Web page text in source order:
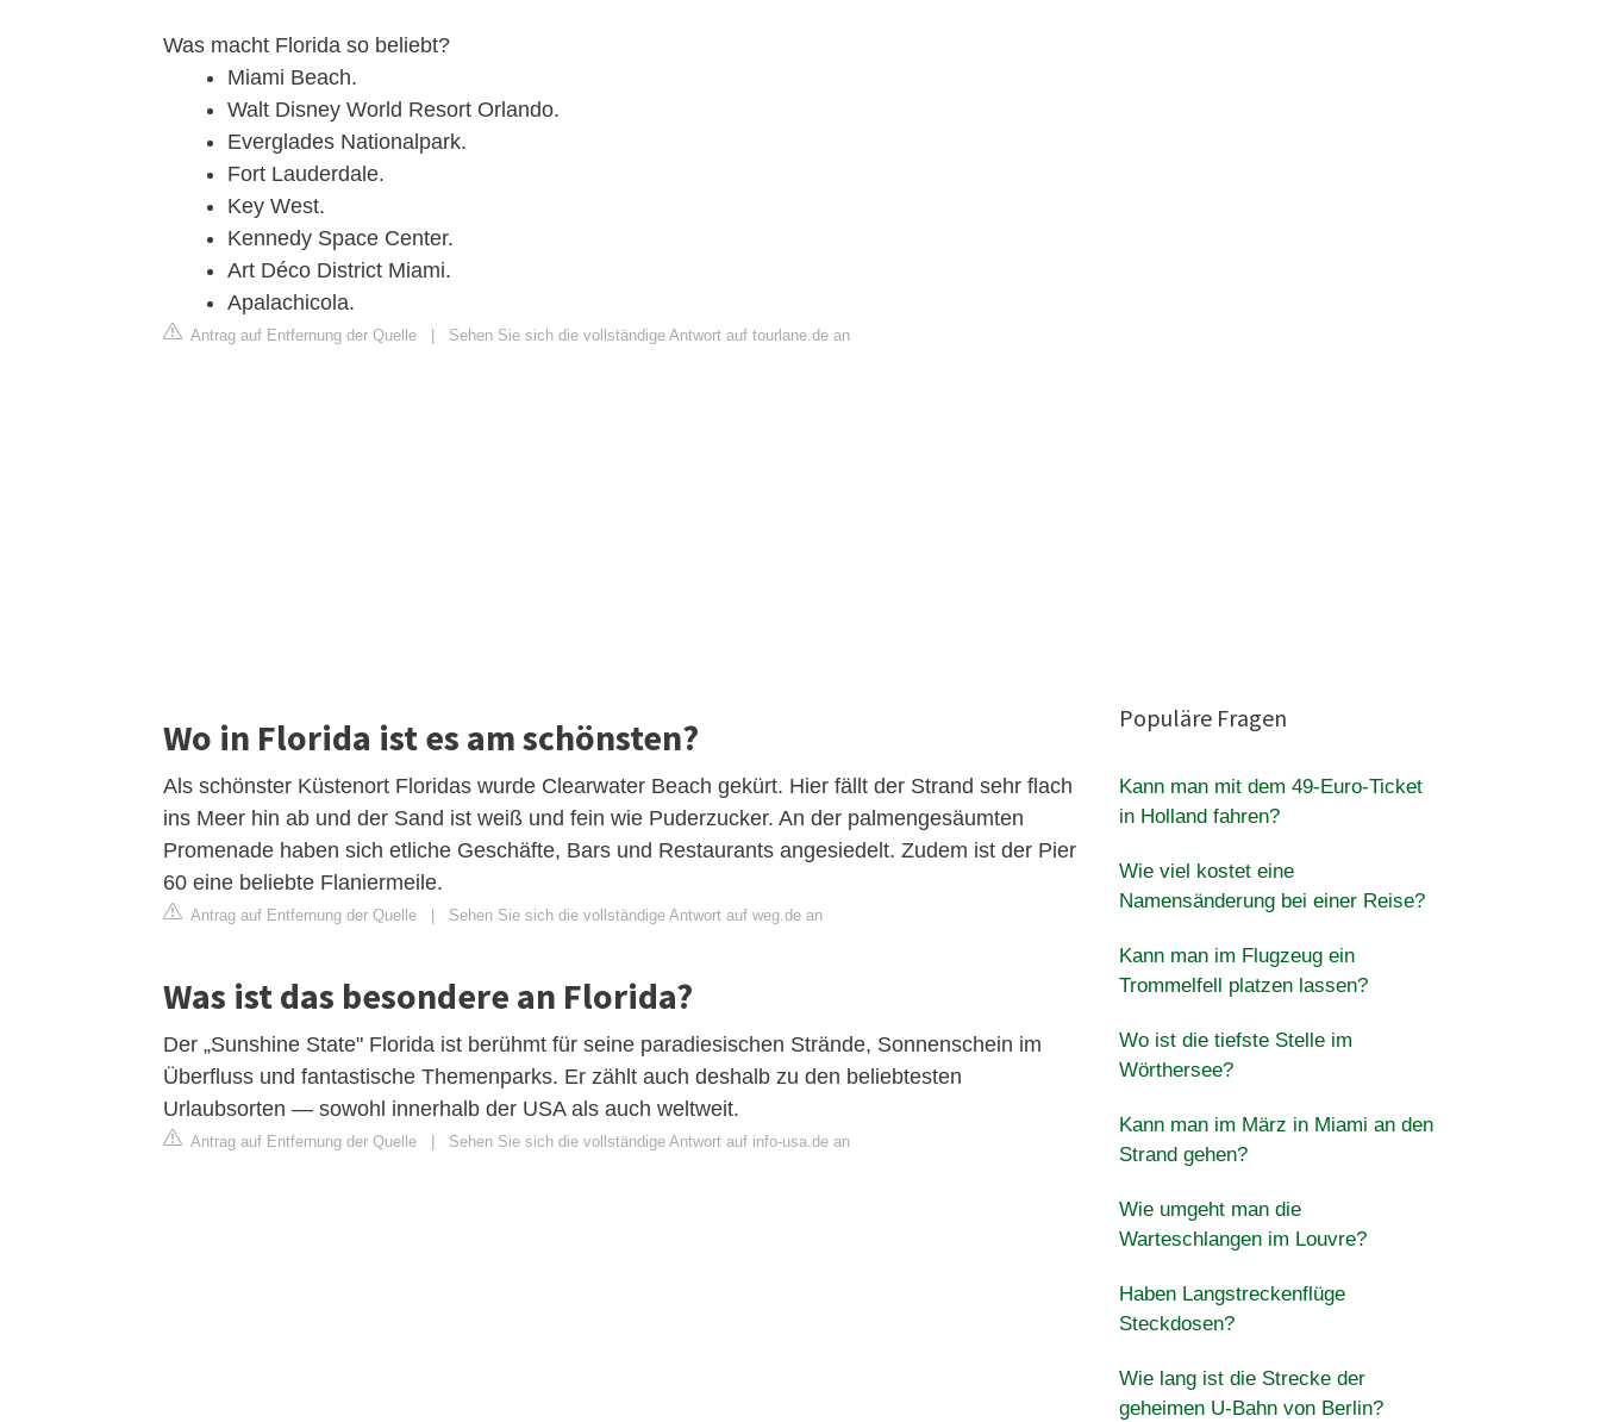
Was macht Florida so beliebt?
Miami Beach.
Walt Disney World Resort Orlando.
Everglades Nationalpark.
Fort Lauderdale.
Key West.
Kennedy Space Center.
Art Déco District Miami.
Apalachicola.
Antrag auf Entfernung der Quelle Sehen Sie sich die vollständige Antwort auf tourlane.de an
Wo in Florida ist es am schönsten?
Als schönster Küstenort Floridas wurde Clearwater Beach gekürt. Hier fällt der Strand sehr flach
ins Meer hin ab und der Sand ist weiß und fein wie Puderzucker. An der palmengesäumten
Promenade haben sich etliche Geschäfte, Bars und Restaurants angesiedelt. Zudem ist der Pier
60 eine beliebte Flaniermeile.
Antrag auf Entfernung der Quelle Sehen Sie sich die vollständige Antwort auf weg.de an
Was ist das besondere an Florida?
Der „Sunshine State" Florida ist berühmt für seine paradiesischen Strände, Sonnenschein im
Überfluss und fantastische Themenparks. Er zählt auch deshalb zu den beliebtesten
Urlaubsorten — sowohl innerhalb der USA als auch weltweit.
Antrag auf Entfernung der Quelle Sehen Sie sich die vollständige Antwort auf info-usa.de an
Populäre Fragen
Kann man mit dem 49-Euro-Ticket
in Holland fahren?
Wie viel kostet eine
Namensänderung bei einer Reise?
Kann man im Flugzeug ein
Trommelfell platzen lassen?
Wo ist die tiefste Stelle im
Wörthersee?
Kann man im März in Miami an den
Strand gehen?
Wie umgeht man die
Warteschlangen im Louvre?
Haben Langstreckenflüge
Steckdosen?
Wie lang ist die Strecke der
geheimen U-Bahn von Berlin?